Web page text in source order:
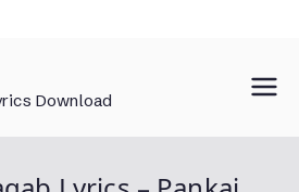
Download